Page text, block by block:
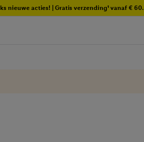
nieuwe acties! | Gratis verzending¹ vanaf € 60.